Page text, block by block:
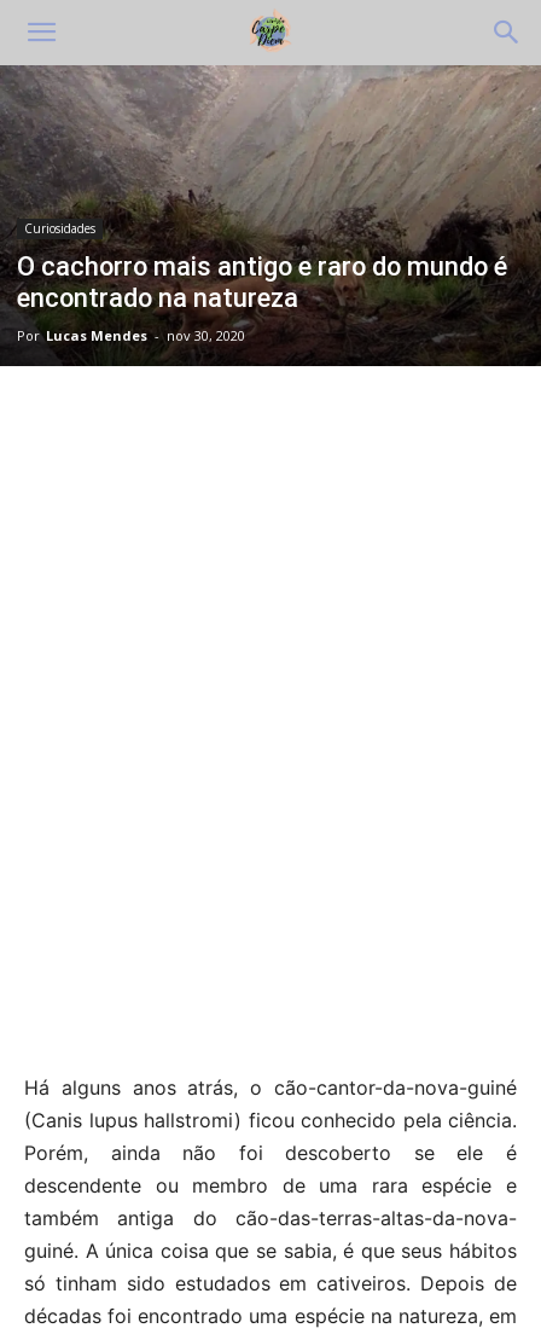
Curiosidades
O cachorro mais antigo e raro do mundo é
encontrado na natureza
Por Lucas Mendes - nov 30, 2020
Há alguns anos atrás, o cão-cantor-da-nova-guiné
(Canis lupus hallstromi) ficou conhecido pela ciência.
Porém, ainda não foi descoberto se ele é
descendente ou membro de uma rara espécie e
também antiga do cão-das-terras-altas-da-nova-
guiné. A única coisa que se sabia, é que seus hábitos
só tinham sido estudados em cativeiros. Depois de
décadas foi encontrado uma espécie na natureza, em